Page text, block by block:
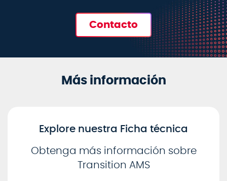
Contacto
Más información
Explore nuestra Ficha técnica
Obtenga más información sobre
Transition AMS